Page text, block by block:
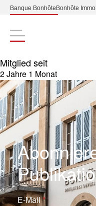
Banque Bonhôte Bonhôte
Mitglied seit
2 Jahre 1 Monat
E-Mail